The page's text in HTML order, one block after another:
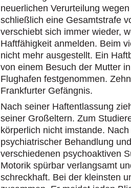
neuerlichen Verurteilung
schließlich eine Gesamtstrafe
verschiebt sich immer wieder,
Haftfähigkeit anmelden. Beim
nicht mehr ausgestellt. Ein
von einem Besuch der Mutter
Flughafen festgenommen.
Frankfurter Gefängnis.
Nach seiner Haftentlassung
seiner Großeltern. Zum
körperlich nicht imstande.
psychiatrischer Behandlung
verschiedenen psychoaktiven
Motorik spürbar verlangsamt
schreckhaft. Bei der kleinsten